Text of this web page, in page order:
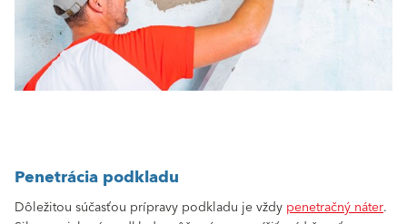
Penetrácia podkladu
Dôležitou súčasťou prípravy podkladu je vždy penetračný náter.